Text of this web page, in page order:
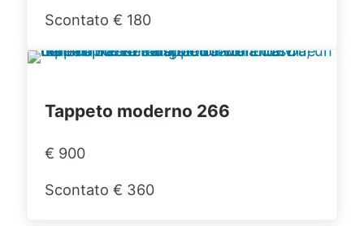
Scontato € 180
Tappeto moderno 266
€ 900
Scontato € 360